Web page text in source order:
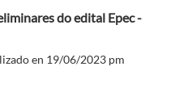
do edital Epec -
en 19/06/2023 pm